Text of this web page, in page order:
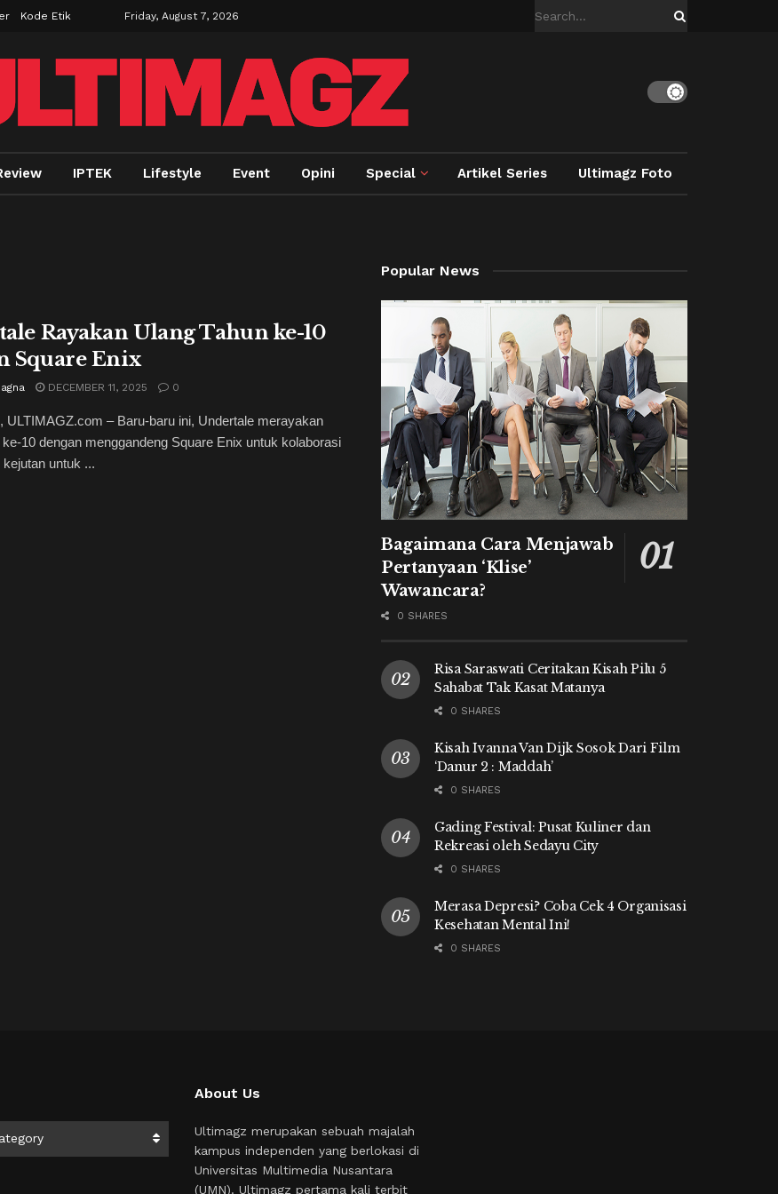
Kode Etik Friday, August 7, 2026
IPTEK Lifestyle Event Opini Special Artikel Series Ultimagz Foto
Rayakan Ulang Tahun ke-10
Square Enix
DECEMBER 11, 2025 0
ULTIMAGZ.com – Baru-baru ini, Undertale merayakan
ke-10 dengan menggandeng Square Enix untuk kolaborasi
untuk ...
Popular News
Bagaimana Cara Menjawab
Pertanyaan ‘Klise’
Wawancara?
0 SHARES
Risa Saraswati Ceritakan Kisah Pilu 5
Sahabat Tak Kasat Matanya
0 SHARES
Kisah Ivanna Van Dijk Sosok Dari Film
‘Danur 2 : Maddah’
0 SHARES
Gading Festival: Pusat Kuliner dan
Rekreasi oleh Sedayu City
0 SHARES
Merasa Depresi? Coba Cek 4 Organisasi
Kesehatan Mental Ini!
0 SHARES
About Us
Ultimagz merupakan sebuah majalah
kampus independen yang berlokasi di
Universitas Multimedia Nusantara
(UMN). Ultimagz pertama kali terbit